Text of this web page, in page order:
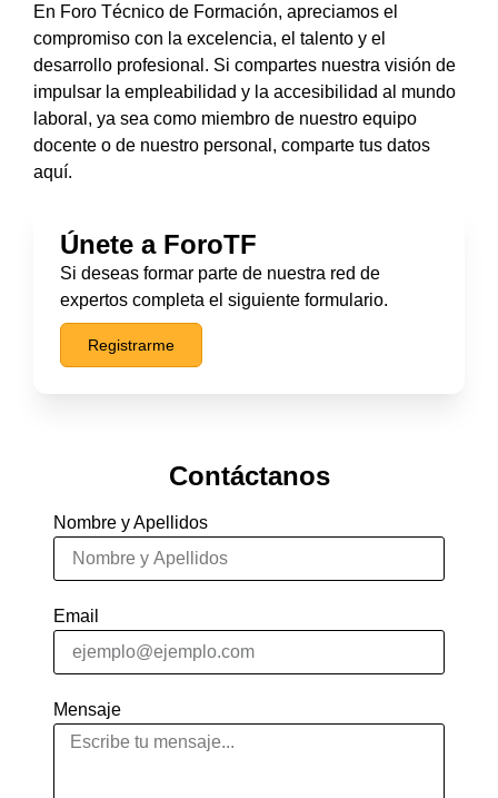
En Foro Técnico de Formación, apreciamos el
compromiso con la excelencia, el talento y el
desarrollo profesional. Si compartes nuestra visión de
impulsar la empleabilidad y la accesibilidad al mundo
laboral, ya sea como miembro de nuestro equipo
docente o de nuestro personal, comparte tus datos
aquí.
Únete a ForoTF
Si deseas formar parte de nuestra red de
expertos completa el siguiente formulario.
Registrarme
Contáctanos
Nombre y Apellidos
Email
Mensaje